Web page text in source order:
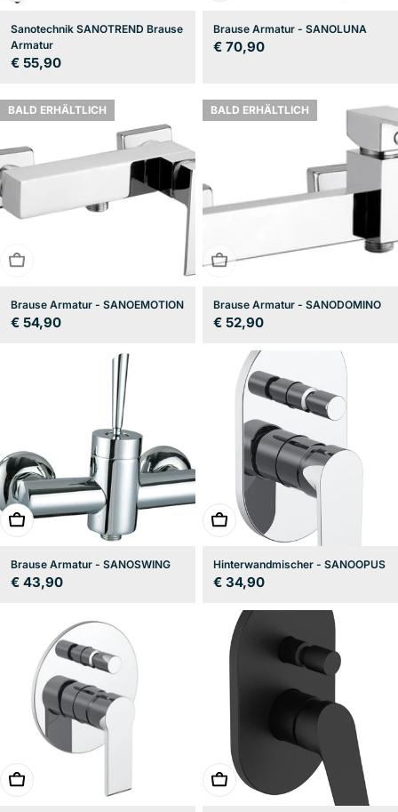
Sanotechnik SANOTREND Brause
Armatur
Regulärer
€ 55,90
Brause Armatur - SANOLUNA
Regulärer
€ 70,90
BALD ERHÄLTLICH
BALD ERHÄLTLICH
Brause Armatur - SANOEMOTION
Regulärer
€ 54,90
BALD ERHÄLTLICH
BALD ERHÄLTLICH
Brause Armatur - SANODOMINO
Regulärer
€ 52,90
In den Warenkorb
Brause Armatur - SANOSWING
Regulärer
€ 43,90
In den Warenkorb
Hinterwandmischer - SANOOPUS
Regulärer
€ 34,90
In den Warenkorb In den Warenkorb